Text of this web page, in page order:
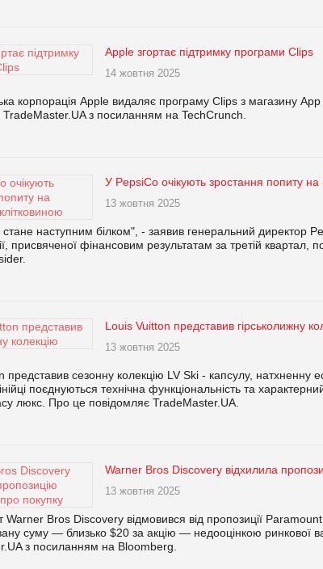
Apple згортає підтримку програми Clips
14 жовтня 2025
корпорація Apple видаляє програму Clips з магазину
TradeMaster.UA з посиланням на TechCrunch.
У PepsiCo очікують зростання попиту на
13 жовтня 2025
стане наступним білком", - заявив генеральний директор
присвяченої фінансовим результатам за третій
Louis Vuitton представив гірськолижну
13 жовтня 2025
представив сезонну колекцію LV Ski - капсулу, натхненну
поєднуються технічна функціональність та
люкс. Про це повідомляє TradeMaster.UA.
Warner Bros Discovery відхилила
13 жовтня 2025
Warner Bros Discovery відмовився від пропозиції
суму — близько $20 за акцію — недооцінкою ринкової
з посиланням на Bloomberg.